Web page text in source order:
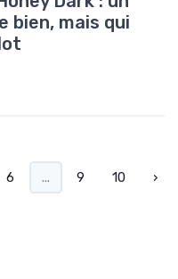
bien, mais qui
6 ... 9 10 ›